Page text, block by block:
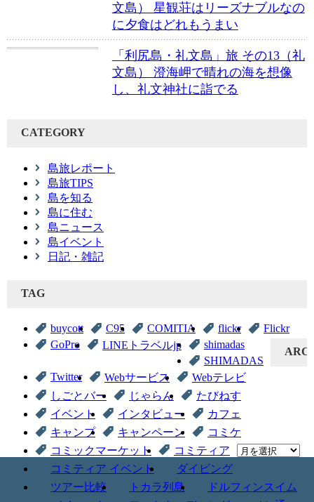
文島） 星観荘はリーズナブルなの
に夕食はどれもうまい
「利尻島・礼文島」旅 その13（礼
文島） 澄海岬で晴れの海を想像
し、礼文神社に詣でる
CATEGORY
島旅レポート
島旅TIPS
島を知る
島に住む
島ニュース
島イベント
日記・雑記
TAG
buycott C95 COMITIA flickr
Flickr
GoPro
LINEトラベルjp
shimadas
SHIMADAS
Twitter
Webサービス
Webテレビ
しごとバー
じゃらん
たびねす
イベント
インタビュー
カフェ
キャンプ
キャンペーン
コミケ
コミックマーケット
コミティア
コミティア イベント
ダイビング
ツアー比較
トカラ列島
ドルフィンスイム